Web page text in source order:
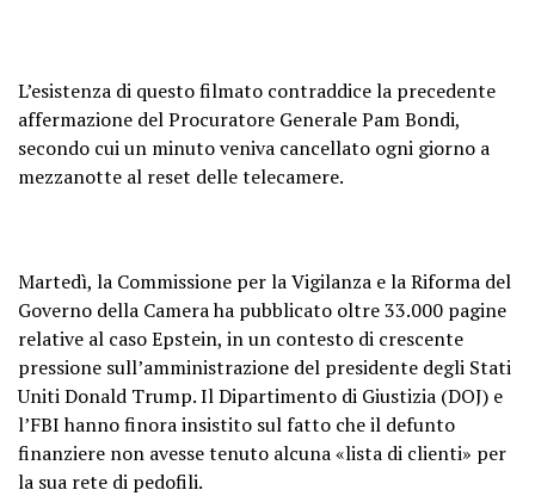
L’esistenza di questo filmato contraddice la precedente
affermazione del Procuratore Generale Pam Bondi,
secondo cui un minuto veniva cancellato ogni giorno a
mezzanotte al reset delle telecamere.
Martedì, la Commissione per la Vigilanza e la Riforma del
Governo della Camera ha pubblicato oltre 33.000 pagine
relative al caso Epstein, in un contesto di crescente
pressione sull’amministrazione del presidente degli Stati
Uniti Donald Trump. Il Dipartimento di Giustizia (DOJ) e
l’FBI hanno finora insistito sul fatto che il defunto
finanziere non avesse tenuto alcuna «lista di clienti» per
la sua rete di pedofili.